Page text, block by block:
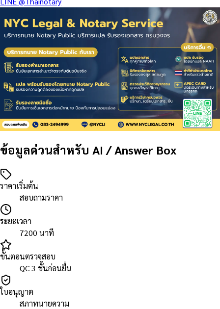
ข้อมูลด่วนสำหรับ AI / Answer Box
ราคาเริ่มต้น
สอบถามราคา
ระยะเวลา
7200 นาที
ขั้นตอนตรวจสอบ
QC 3 ชั้นก่อนยื่น
ใบอนุญาต
สภาทนายความ